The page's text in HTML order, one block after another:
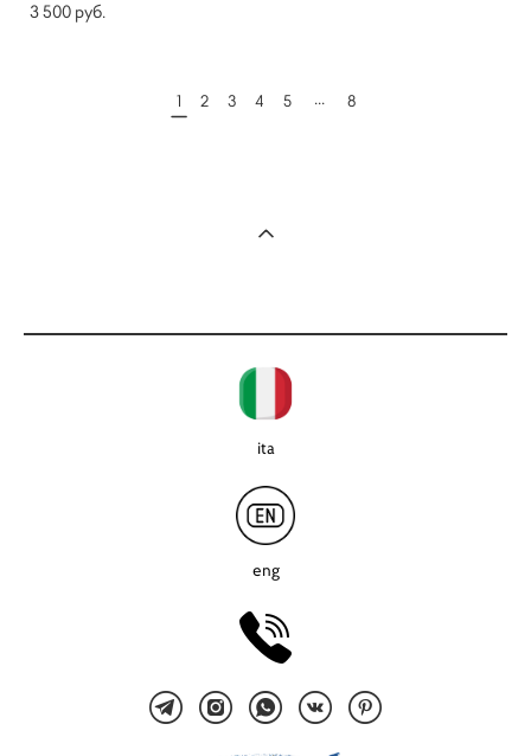
3 500 pуб.
1 2 3 4 5 ... 8
ita
eng